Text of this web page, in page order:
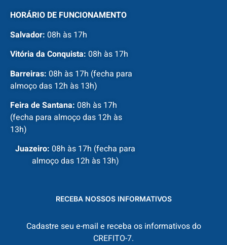
HORÁRIO DE FUNCIONAMENTO
Salvador: 08h às 17h
Vitória da Conquista: 08h às 17h
Barreiras: 08h às 17h (fecha para
almoço das 12h às 13h)
Feira de Santana: 08h às 17h
(fecha para almoço das 12h às
13h)
Juazeiro: 08h às 17h (fecha para
almoço das 12h às 13h)
RECEBA NOSSOS INFORMATIVOS
Cadastre seu e-mail e receba os informativos do
CREFITO-7.